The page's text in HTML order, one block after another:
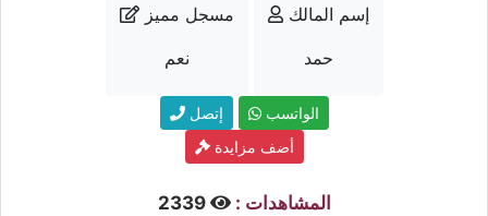
مسجل مميز
نعم
إسم المالك
حمد
إتصل
الواتسب
أضف مزايدة
المشاهدات : 2339